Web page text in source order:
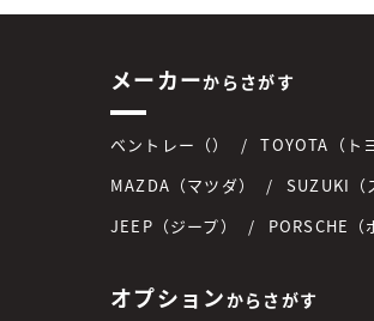
メーカーからさがす
ベントレー（） TOYOTA（ト
MAZDA（マツダ）
SUZUKI（
JEEP（ジープ）
PORSCHE（
オプションからさがす